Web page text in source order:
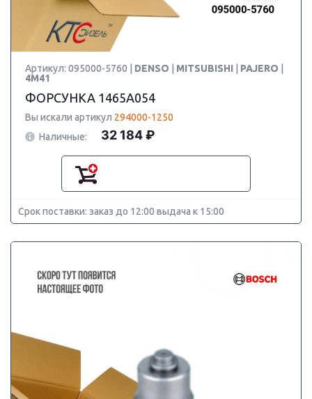
Артикул: 095000-5760 | DENSO MITSUBISHI PAJERO
4M41
ФОРСУНКА 1465A054
Вы искали артикул 294000-1250
Наличные:
32 184 ₽
Срок поставки: заказ до 12:00 выдача к 15:00